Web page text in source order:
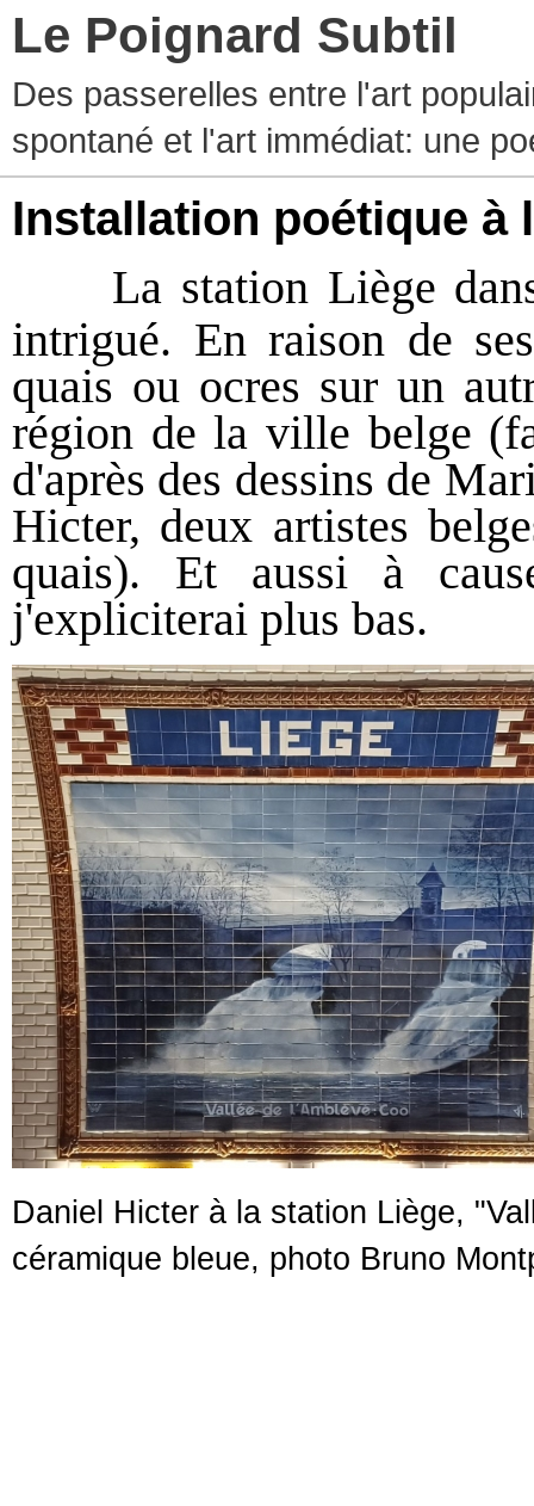
Le Poignard Subtil
Des passerelles entre l'art
spontané et l'art immédiat: une
Installation poétique à
La station Liège
intrigué. En raison de
quais ou ocres sur un
région de la ville belge
d'après des dessins de
Hicter, deux artistes
quais). Et aussi à
j'expliciterai plus bas.
Daniel Hicter à la station Liège,
céramique bleue, photo Bruno